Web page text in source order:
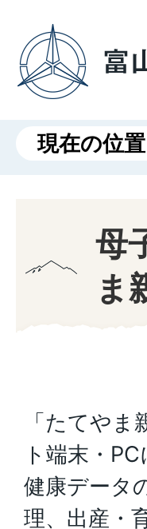
現在の位置
母
ま
「たてや
ト端末・
健康データ
理、出産・